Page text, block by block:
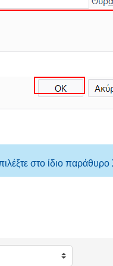
στο ίδιο παράθυρο